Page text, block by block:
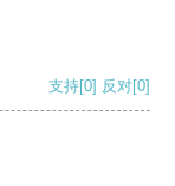
支持[0] 反对[0]